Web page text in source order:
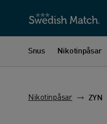
Snus Nikotinpåsar
Nikotinpåsar ZYN